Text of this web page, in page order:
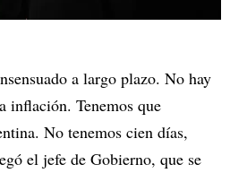
a largo plazo. No hay
inflación. Tenemos que
No tenemos cien días,
el jefe de Gobierno, que se